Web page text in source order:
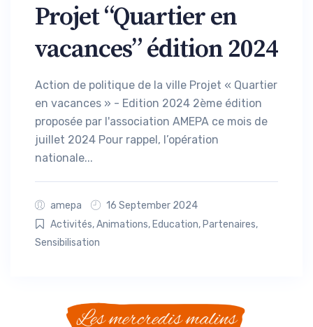
Projet “Quartier en
vacances” édition 2024
Action de politique de la ville Projet « Quartier
en vacances » - Edition 2024 2ème édition
proposée par l'association AMEPA ce mois de
juillet 2024 Pour rappel, l’opération
nationale...
amepa
16 September 2024
Activités,Animations, Education, Partenaires,
Sensibilisation